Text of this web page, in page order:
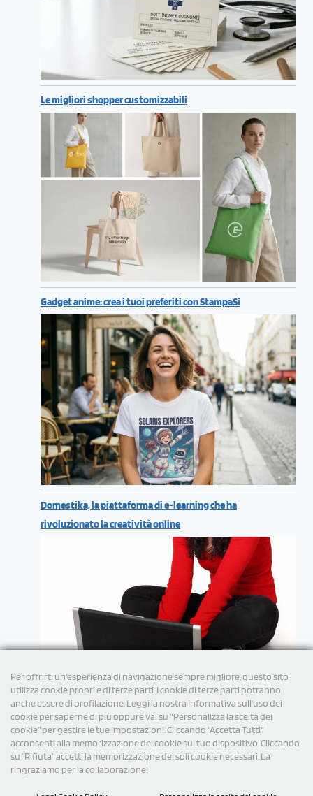
Per offrirti un'esperienza di navigazione sempre migliore, questo sito
utilizza cookie propri e di terze parti. I cookie di terze parti potranno
anche essere di profilazione. Leggi la nostra Informativa sull’uso dei
cookie per saperne di più oppure vai su “Personalizza la scelta dei
cookie” per gestire le tue impostazioni. Cliccando "Accetta Tutti"
acconsenti alla memorizzazione dei cookie sul tuo dispositivo. Cliccando
su "Rifiuta" accetti la memorizzazione dei soli cookie necessari. La
ringraziamo per la collaborazione!
Le migliori shopper customizzabili
Gadget anime: crea i tuoi preferiti con StampaSi
Domestika, la piattaforma di e-learning che ha
rivoluzionato la creatività online